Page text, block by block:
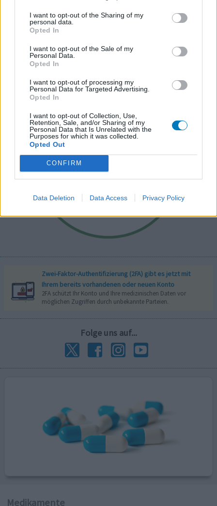
I want to opt-out of the Sharing of my
personal data.
Opted In
I want to opt-out of the Sale of my
Personal Data.
Opted In
I want to opt-out of processing my
Personal Data for Targeted Advertising.
Opted In
I want to opt-out of Collection, Use,
Retention, Sale, and/or Sharing of my
Personal Data that Is Unrelated with the
Purposes for which it was collected.
Opted Out
CONFIRM
Data Deletion Data Access Privacy Policy
Zwei-Faktor-Authentifizierung (2FA) gibt es jetzt mit
Ihrem bereits vorhandenen oder neuen Konto
2FA schützt Ihr Konto und Ihre medizinischen Daten vor
möglichen Zugriffen durch unbekannte Parteien.
Folge uns auf...
Medikamente